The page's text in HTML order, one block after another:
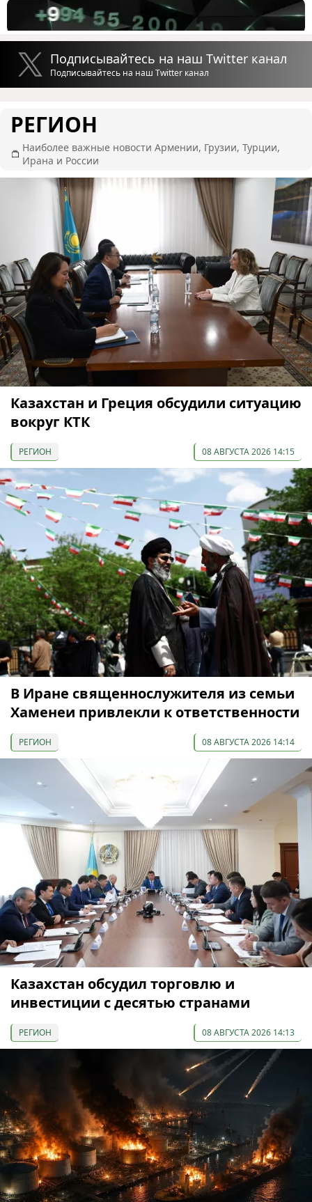
Подписывайтесь на наш Twitter канал
Подписывайтесь на наш Twitter канал
РЕГИОН
Наиболее важные новости Армении, Грузии, Турции,
Ирана и России
Казахстан и Греция обсудили ситуацию
вокруг КТК
РЕГИОН 08 АВГУСТА 2026 14:15
В Иране священнослужителя из семьи
Хаменеи привлекли к ответственности
РЕГИОН 08 АВГУСТА 2026 14:14
Казахстан обсудил торговлю и
инвестиции с десятью странами
РЕГИОН 08 АВГУСТА 2026 14:13